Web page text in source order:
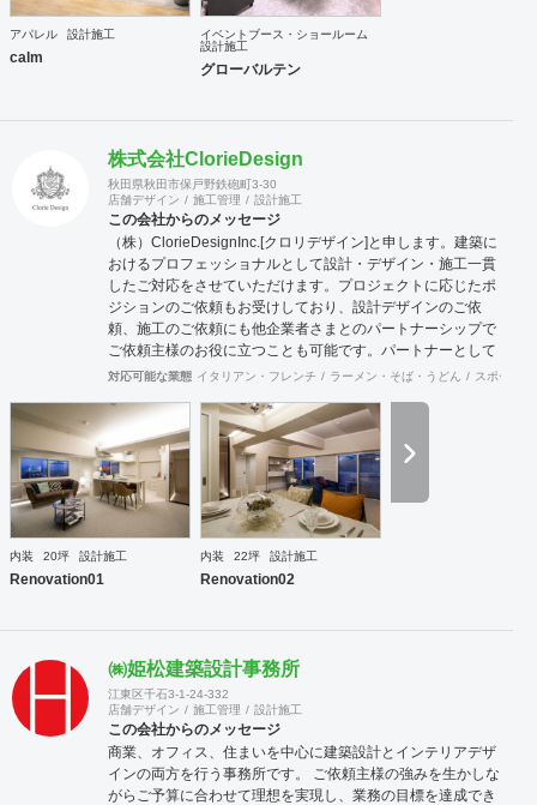
アパレル 設計施工
calm
イベントブース・ショールーム
設計施工
グローバルテン
株式会社ClorieDesign
秋田県秋田市保戸野鉄砲町3-30
店舗デザイン
施工管理 設計施工
この会社からのメッセージ
（株）ClorieDesignInc.[クロリデザイン]と申します。建築に
おけるプロフェッショナルとして設計・デザイン・施工一貫
したご対応をさせていただけます。プロジェクトに応じたポ
ジションのご依頼もお受けしており、設計デザインのご依
頼、施工のご依頼にも他企業者さまとのパートナーシップで
ご依頼主様のお役に立つことも可能です。パートナーとして
お選びいただくにはフィーリングが大切と考えておりますの
どうか、ご提案させてください。 また、建築の他に不動産業
経験や会社役員経験も同様にございますので、事業における
調査・事業予算形成等含めたお打ち合わせにも専門知識をも
ってご相談いただけます。 □設計施工対応可能エリア 東北、
関東 □設計対応エリア 全国 □登録/免許 二級建築士事務所登
録 秋田県知事登録18-10B-0723 建設業許可 秋田県知事
2263号
対応可能な業態 イタリアン・フレンチ ラーメン・そば・うどん スポーツ
内装 20坪 設計施工
Renovation01
内装 22坪 設計施工
Renovation02
㈱姫松建築設計事務所
江東区千石3-1-24-332
店舗デザイン
施工管理 設計施工
この会社からのメッセージ
商業、オフィス、住まいを中心に建築設計とインテリアデザ
インの両方を行う事務所です。 ご依頼主様の強みを生かしな
がらご予算に合わせて理想を実現し、業務の目標を達成でき